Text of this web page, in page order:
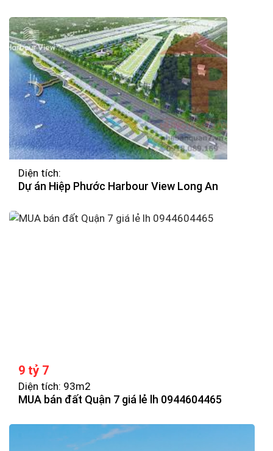
Diện tích:
Dự án Hiệp Phước Harbour View Long An
9 tỷ 7
Diện tích: 93m2
MUA bán đất Quận 7 giá lẻ lh 0944604465